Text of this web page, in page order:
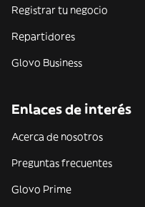
Registrar tu negocio
Repartidores
Glovo Business
Enlaces de interés
Acerca de nosotros
Preguntas frecuentes
Glovo Prime